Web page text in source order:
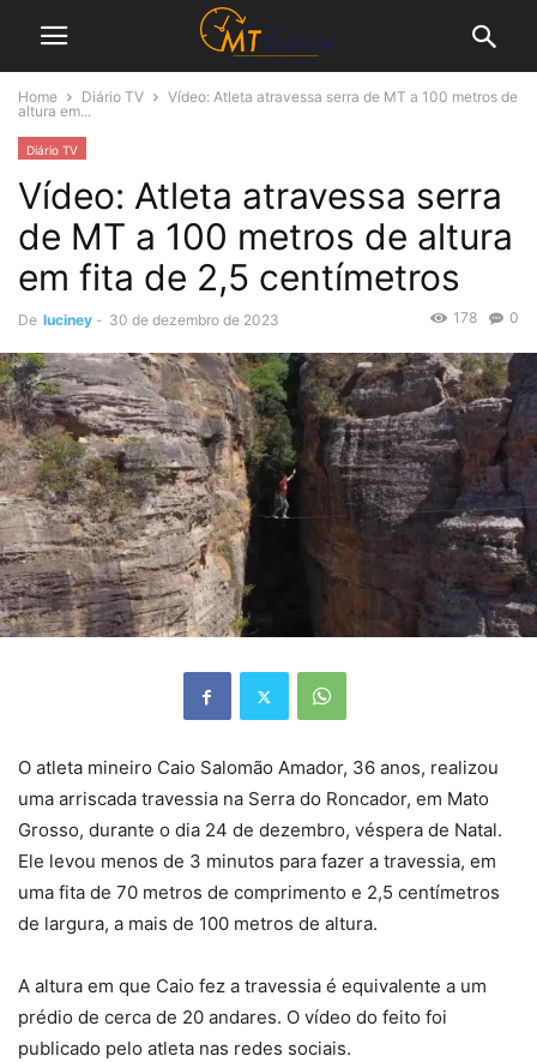
Home Diário TV
Vídeo: Atleta atravessa serra de MT a 100 metros de
altura em...
Diário TV
Vídeo: Atleta atravessa serra
de MT a 100 metros de altura
em fita de 2,5 centímetros
De luciney - 30 de dezembro de 2023 0
178
O atleta mineiro Caio Salomão Amador, 36 anos, realizou
uma arriscada travessia na Serra do Roncador, em Mato
Grosso, durante o dia 24 de dezembro, véspera de Natal.
Ele levou menos de 3 minutos para fazer a travessia, em
uma fita de 70 metros de comprimento e 2,5 centímetros
de largura, a mais de 100 metros de altura.
A altura em que Caio fez a travessia é equivalente a um
prédio de cerca de 20 andares. O vídeo do feito foi
publicado pelo atleta nas redes sociais.